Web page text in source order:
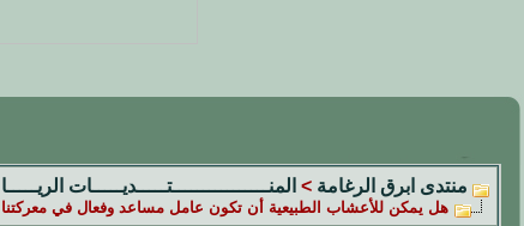
منتدى ابرق الرغامة > المنــــــــــــــــتـــــديـــــات
هل يمكن للأعشاب الطبيعية أن تكون عامل مساعد وفعال في